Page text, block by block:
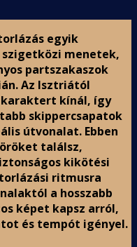
egyik
menetek,
partszakaszok
Az Isztriától
karaktert kínál, így
skippercsapatok
útvonalat. Ebben
találsz,
kikötési
ritmusra
a hosszabb
képet kapsz arról,
és tempót igényel.